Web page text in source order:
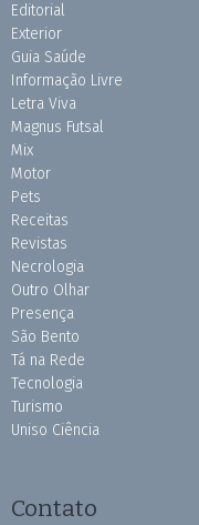
Editorial
Exterior
Guia Saúde
Informação Livre
Letra Viva
Magnus Futsal
Mix
Motor
Pets
Receitas
Revistas
Necrologia
Outro Olhar
Presença
São Bento
Tá na Rede
Tecnologia
Turismo
Uniso Ciência
Contato